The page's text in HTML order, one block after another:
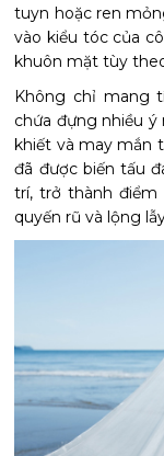
tuyn hoặc ren
vào kiểu tóc của
khuôn mặt tùy
Không chỉ mang
chứa đựng nhiều
khiết và may mắn
đã được biến tấu
trí, trở thành điểm
quyến rũ và lộng